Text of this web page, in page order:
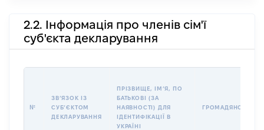
2.2. Інформація про членів сім'ї
суб'єкта декларування
№
ЗВʼЯЗОК ІЗ
СУБʼЄКТОМ
ДЕКЛАРУВАННЯ
ПРІЗВИЩЕ, ІМʼЯ, ПО
БАТЬКОВІ (ЗА
НАЯВНОСТІ) ДЛЯ
ІДЕНТИФІКАЦІЇ В
УКРАЇНІ
ГРОМАДЯНСТВО